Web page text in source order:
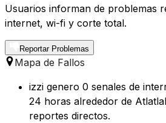
Usuarios informan de problemas
internet, wi-fi y corte total.
Reportar Problemas
Mapa de Fallos
izzi genero 0 senales de
24 horas alrededor de
reportes directos.